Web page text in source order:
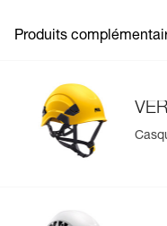
autocollantes PRO
Batterie rechargeable :
- batterie 3200 mAh
heures par chargeur
- jauge à quatre
niveau de la batterie,
Produits